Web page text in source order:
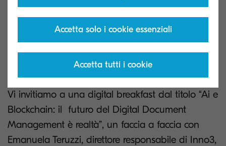
webinar, partendo da una analisi puntuale del
mercato della gestione documentale in Italia, per
efficientare dati e informazioni.
Vi invitiamo a una digital breakfast dal titolo “Ai e
Blockchain: il futuro del Digital Document
Management è realtà”, un faccia a faccia con
Emanuela Teruzzi, direttore responsabile di Inno3,
Accetta solo i cookie essenziali
Accetta tutti i cookie